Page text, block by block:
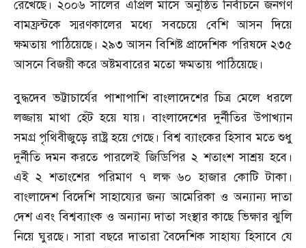
রেখেছে। ২০০৬ সালের এপ্রিল মাসে অনুষ্ঠিত নির্বাচনে জনগণ
বামফ্রন্টকে স্মরণকালের মধ্যে সবচেয়ে বেশি আসন দিয়ে
ক্ষমতায় পাঠিয়েছে। ২৯৩ আসন বিশিষ্ট প্রাদেশিক পরিষদে ২৩৫
আসনে বিজয়ী করে অষ্টমবারের মতো ক্ষমতায় পাঠিয়েছে।
বুদ্ধদেব ভট্টাচার্যের পাশাপাশি বাংলাদেশের চিত্র মেলে ধরলে
লজ্জায় মাথা হেঁট হয়ে যায়। বাংলাদেশের দুর্নীতির উপাখ্যান
সমগ্র পৃথিবীজুড়ে রাষ্ট্র হয়ে গেছে। বিশ্ব ব্যাংকের হিসাব মতে শুধু
দুর্নীতি দমন করতে পারলেই জিডিপির ২ শতাংশ সাশ্রয় হবে।
এই ২ শতাংশের পরিমাণ ৭ লক্ষ ৬০ হাজার কোটি টাকা।
বাংলাদেশ বিদেশি সাহায্যের জন্য আমেরিকা ও অন্যান্য দাতা
দেশ এবং বিশ্বব্যাংক ও অন্যান্য দাতা সংস্থার কাছে ভিক্ষার ঝুলি
নিয়ে ঘুরছে। সারা বছরে দাতারা বৈদেশিক সাহায্য হিসাবে যে